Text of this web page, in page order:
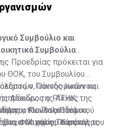
Συμβούλιο και
Συμβούλια
Προεδρίας πρόκειται για
ΘΟΚ, του Συμβουλίου
Οικοδομικών και
Αδειών, της ΑΤΗΚ, της
του Πολεοδομικού
Κύπρου, του
ο Γιάννης Ιωάννου,
ο Ρίκκος
οι Κωνσταντίνα
Φίλιππος Τσιαττάλας
ο Παύλος Παύλου,
ο Μιχάλης Χαράκης,